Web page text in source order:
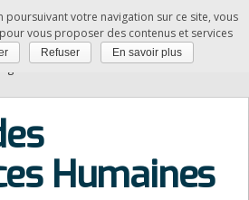
SAM
des activités»Gestion des
Humaines
poursuivant votre navigation sur ce site, vous
vous proposer des contenus et services
Refuser En savoir plus